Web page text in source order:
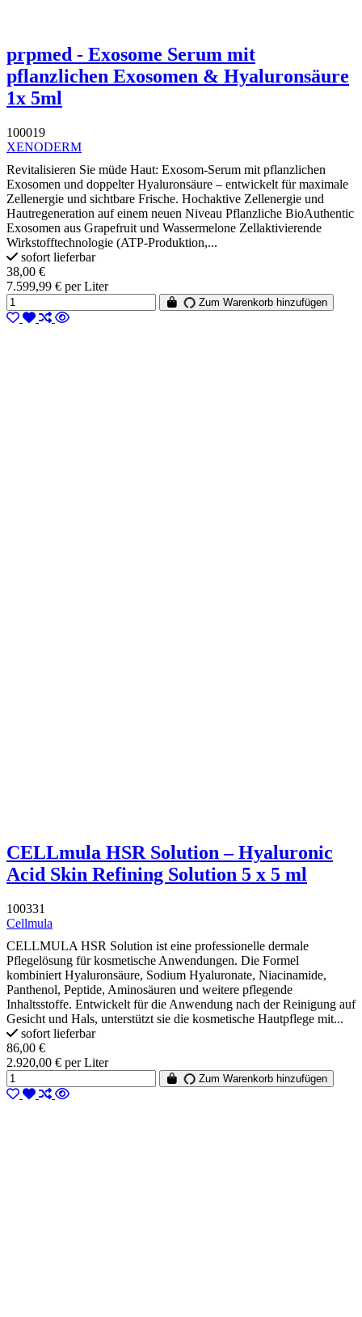
prpmed - Exosome Serum mit
pflanzlichen Exosomen & Hyaluronsäure
1x 5ml
100019
XENODERM
Revitalisieren Sie müde Haut: Exosom-Serum mit pflanzlichen
Exosomen und doppelter Hyaluronsäure – entwickelt für maximale
Zellenergie und sichtbare Frische. Hochaktive Zellenergie und
Hautregeneration auf einem neuen Niveau Pflanzliche BioAuthentic
Exosomen aus Grapefruit und Wassermelone Zellaktivierende
Wirkstofftechnologie (ATP-Produktion,...
sofort lieferbar
38,00 €
7.599,99 € per Liter
Zum Warenkorb hinzufügen
CELLmula HSR Solution – Hyaluronic
Acid Skin Refining Solution 5 x 5 ml
100331
Cellmula
CELLMULA HSR Solution ist eine professionelle dermale
Pflegelösung für kosmetische Anwendungen. Die Formel
kombiniert Hyaluronsäure, Sodium Hyaluronate, Niacinamide,
Panthenol, Peptide, Aminosäuren und weitere pflegende
Inhaltsstoffe. Entwickelt für die Anwendung nach der Reinigung auf
Gesicht und Hals, unterstützt sie die kosmetische Hautpflege mit...
sofort lieferbar
86,00 €
2.920,00 € per Liter
Zum Warenkorb hinzufügen